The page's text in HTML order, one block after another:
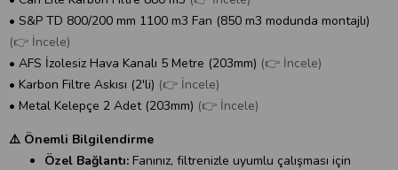
• S&P TD 800/200 mm 1100 m3 Fan (850 m3 modunda montajlı)
(👉 İncele)
• AFS İzolesiz Hava Kanalı 5 Metre (203mm) (👉 İncele)
• Karbon Filtre Askısı (2'li) (👉 İncele)
• Metal Kelepçe 2 Adet (203mm) (👉 İncele)
⚠️ Önemli Bilgilendirme
Özel Bağlantı: Fanınız, filtrenizle uyumlu çalışması için